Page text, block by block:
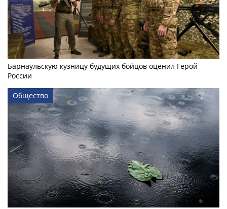
Барнаульскую кузницу будущих бойцов оценил Герой
России
Общество